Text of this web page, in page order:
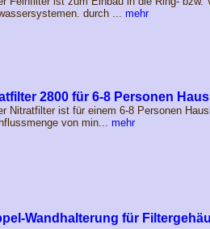
durch ... mehr
2800 für 6-8 Personen
Nitratfilter ist für einem 6-8 Personen
von min... mehr
Wandhalterung für